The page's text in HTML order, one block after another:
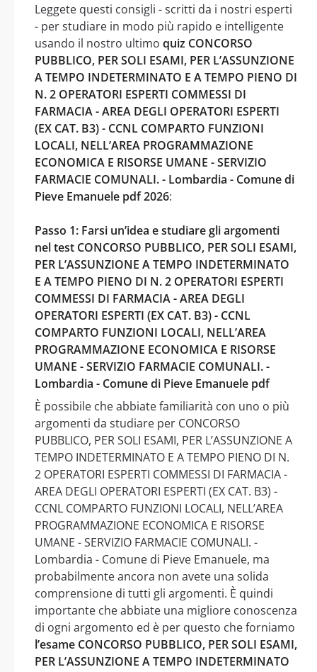
Leggete questi consigli - scritti da i nostri esperti
- per studiare in modo più rapido e intelligente
usando il nostro ultimo quiz CONCORSO
PUBBLICO, PER SOLI ESAMI, PER L’ASSUNZIONE
A TEMPO INDETERMINATO E A TEMPO PIENO DI
N. 2 OPERATORI ESPERTI COMMESSI DI
FARMACIA - AREA DEGLI OPERATORI ESPERTI
(EX CAT. B3) - CCNL COMPARTO FUNZIONI
LOCALI, NELL’AREA PROGRAMMAZIONE
ECONOMICA E RISORSE UMANE - SERVIZIO
FARMACIE COMUNALI. - Lombardia - Comune di
Pieve Emanuele pdf 2026:
Passo 1: Farsi un’idea e studiare gli argomenti
nel test CONCORSO PUBBLICO, PER SOLI ESAMI,
PER L’ASSUNZIONE A TEMPO INDETERMINATO
E A TEMPO PIENO DI N. 2 OPERATORI ESPERTI
COMMESSI DI FARMACIA - AREA DEGLI
OPERATORI ESPERTI (EX CAT. B3) - CCNL
COMPARTO FUNZIONI LOCALI, NELL’AREA
PROGRAMMAZIONE ECONOMICA E RISORSE
UMANE - SERVIZIO FARMACIE COMUNALI. -
Lombardia - Comune di Pieve Emanuele pdf
È possibile che abbiate familiarità con uno o più
argomenti da studiare per CONCORSO
PUBBLICO, PER SOLI ESAMI, PER L’ASSUNZIONE A
TEMPO INDETERMINATO E A TEMPO PIENO DI N.
2 OPERATORI ESPERTI COMMESSI DI FARMACIA -
AREA DEGLI OPERATORI ESPERTI (EX CAT. B3) -
CCNL COMPARTO FUNZIONI LOCALI, NELL’AREA
PROGRAMMAZIONE ECONOMICA E RISORSE
UMANE - SERVIZIO FARMACIE COMUNALI. -
Lombardia - Comune di Pieve Emanuele, ma
probabilmente ancora non avete una solida
comprensione di tutti gli argomenti. È quindi
importante che abbiate una migliore conoscenza
di ogni argomento ed è per questo che forniamo
l’esame CONCORSO PUBBLICO, PER SOLI ESAMI,
PER L’ASSUNZIONE A TEMPO INDETERMINATO